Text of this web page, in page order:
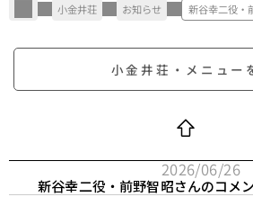
小金井荘 お知らせ
新谷幸二役・
小金井荘・メニュー
2026/06/26
新谷幸二役・前野智昭さんのコメ